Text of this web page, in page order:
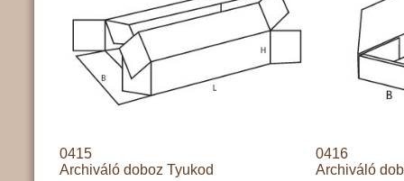
0415
Archiváló doboz Tyukod
0416
Archiváló